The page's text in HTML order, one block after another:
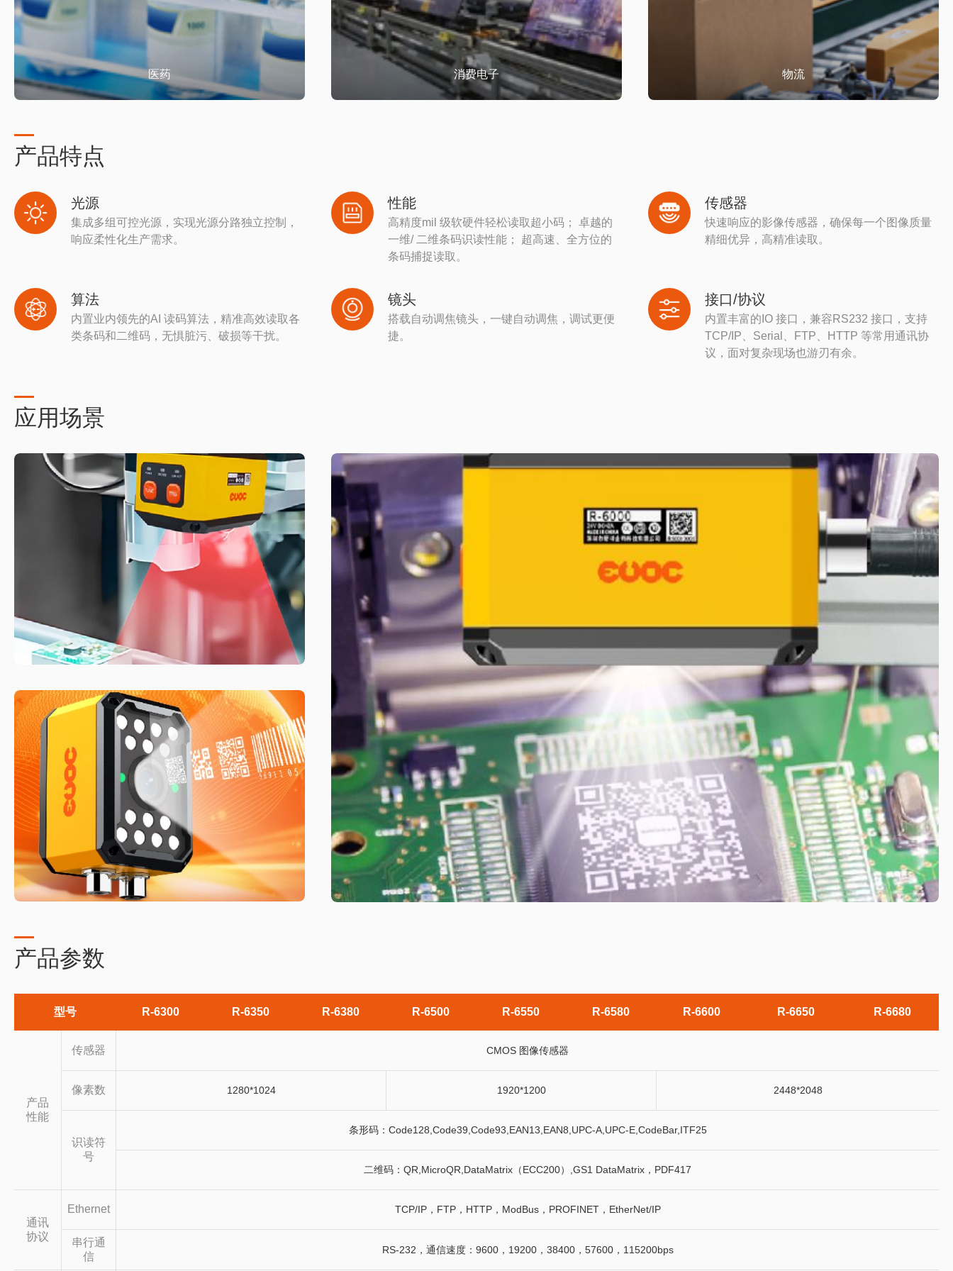
医药 消费电子 物流
产品特点
光源
集成多组可控光源，实现光源分路独立控制，
响应柔性化生产需求。
性能
高精度mil 级软硬件轻松读取超小码； 卓越的
一维/ 二维条码识读性能； 超高速、全方位的
条码捕捉读取。
传感器
快速响应的影像传感器，确保每一个图像质量
精细优异，高精准读取。
算法
内置业内领先的AI 读码算法，精准高效读取各
类条码和二维码，无惧脏污、破损等干扰。
镜头
搭载自动调焦镜头，一键自动调焦，调试更便
捷。
接口/协议
内置丰富的IO 接口，兼容RS232 接口，支持
TCP/IP、Serial、FTP、HTTP 等常用通讯协
议，面对复杂现场也游刃有余。
应用场景
产品参数
型号 R-6300 R-6350 R-6380 R-6500 R-6550 R-6580 R-6600 R-6650 R-6680
产品
性能
传感器 CMOS 图像传感器
像素数 1280*1024 1920*1200 2448*2048
识读符
号
条形码：Code128,Code39,Code93,EAN13,EAN8,UPC-A,UPC-E,CodeBar,ITF25
二维码：QR,MicroQR,DataMatrix（ECC200）,GS1 DataMatrix，PDF417
通讯
协议
Ethernet TCP/IP，FTP，HTTP，ModBus，PROFINET，EtherNet/IP
串行通
信
RS-232，通信速度：9600，19200，38400，57600，115200bps